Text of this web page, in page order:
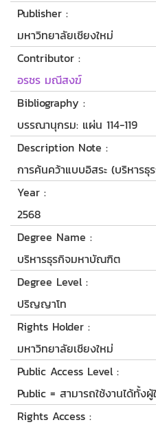
Publisher :
มหาวิทยาลัยเชียงใหม่
Contributor :
อรชร มณีสงฆ์
Bibliography :
บรรณานุกรม: แผ่น 114-119
Description Note :
การค้นคว้าแบบอิสระ (บริหาร
Year :
2568
Degree Name :
บริหารธุรกิจมหาบัณฑิต
Degree Level :
ปริญญาโท
Rights Holder :
มหาวิทยาลัยเชียงใหม่
Public Access Level :
Public = สามารถใช้งานได้ทั้ง
Rights Access :